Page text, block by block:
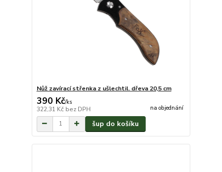
Nůž zavírací střenka z ušlechtil. dřeva 20,5 cm
390 Kč/ks
322,31 Kč bez DPH na objednání
šup do košíku